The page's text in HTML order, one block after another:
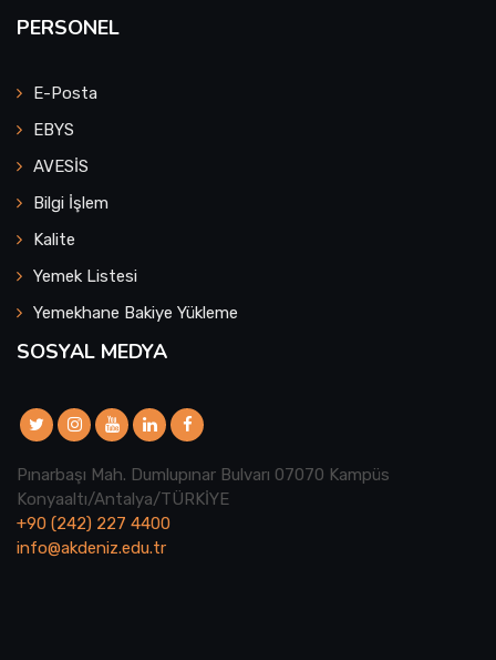
PERSONEL
E-Posta
EBYS
AVESİS
Bilgi İşlem
Kalite
Yemek Listesi
Yemekhane Bakiye Yükleme
SOSYAL MEDYA
Pınarbaşı Mah. Dumlupınar Bulvarı 07070 Kampüs
Konyaaltı/Antalya/TÜRKİYE
+90 (242) 227 4400
info@akdeniz.edu.tr